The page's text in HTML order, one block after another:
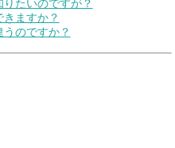
たいのですが？
ますか？
のですか？